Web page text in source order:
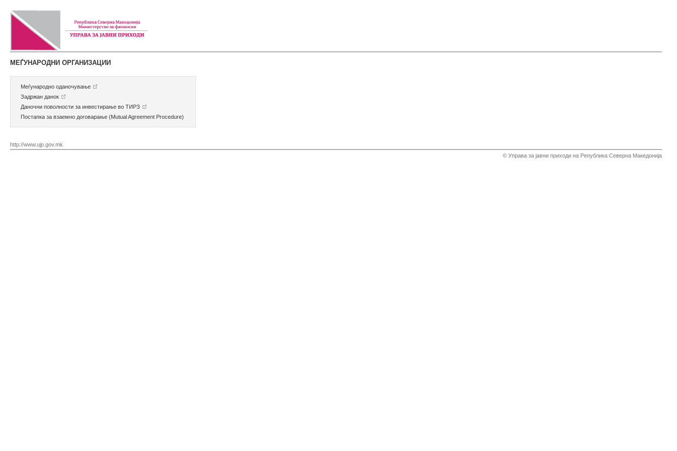
МЕЃУНАРОДНИ ОРГАНИЗАЦИИ
Меѓународно оданочување
Задржан данок
Даночни поволности за инвестирање во ТИРЗ
Постапка за взаемно договарање (Mutual Agreement Procedure)
http://www.ujp.gov.mk
© Управа за јавни приходи на Република Северна Македонија